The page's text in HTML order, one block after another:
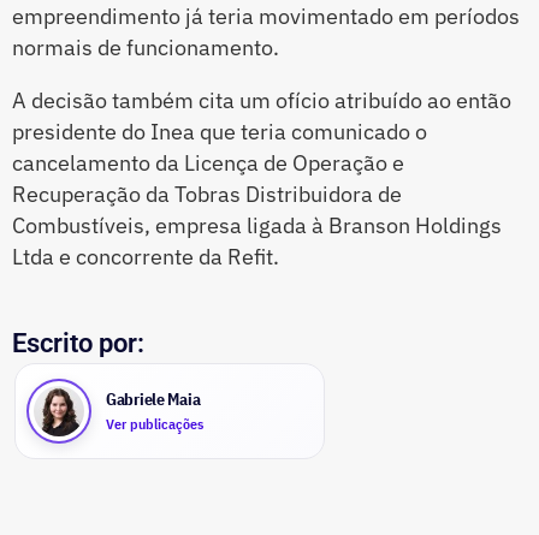
empreendimento já teria movimentado em períodos
normais de funcionamento.
A decisão também cita um ofício atribuído ao então
presidente do Inea que teria comunicado o
cancelamento da Licença de Operação e
Recuperação da Tobras Distribuidora de
Combustíveis, empresa ligada à Branson Holdings
Ltda e concorrente da Refit.
Escrito por:
Gabriele Maia
Ver publicações